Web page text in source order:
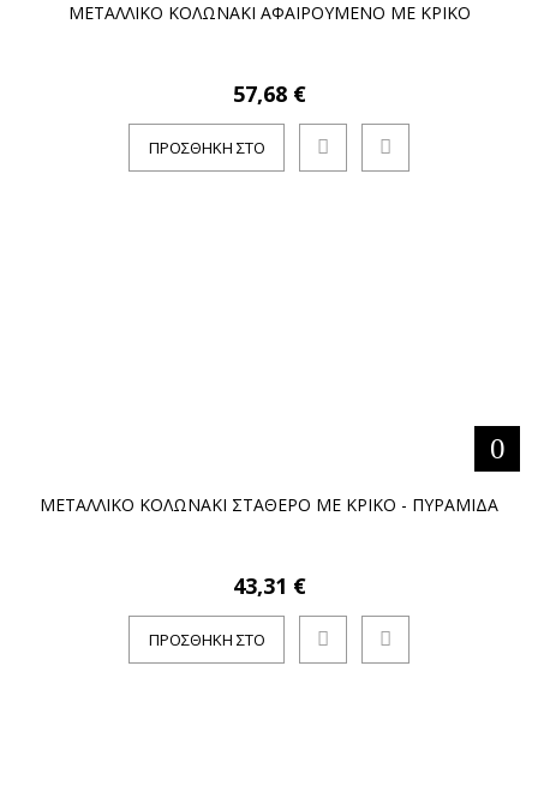
ΜΕΤΑΛΛΙΚΟ ΚΟΛΩΝΑΚΙ ΑΦΑΙΡΟΥΜΕΝΟ ΜΕ ΚΡΙΚΟ
57,68 €
ΠΡΟΣΘΉΚΗ ΣΤΟ
ΜΕΤΑΛΛΙΚΟ ΚΟΛΩΝΑΚΙ ΣΤΑΘΕΡΟ ΜΕ ΚΡΙΚΟ - ΠΥΡΑΜΙΔΑ
43,31 €
ΠΡΟΣΘΉΚΗ ΣΤΟ